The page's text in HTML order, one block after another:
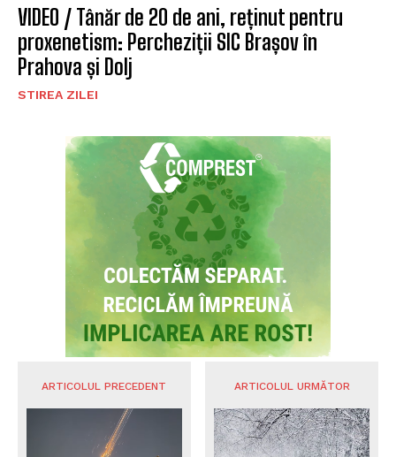
VIDEO / Tânăr de 20 de ani, reținut pentru
proxenetism: Percheziții SIC Brașov în
Prahova și Dolj
STIREA ZILEI
ARTICOLUL PRECEDENT ARTICOLUL URMĂTOR